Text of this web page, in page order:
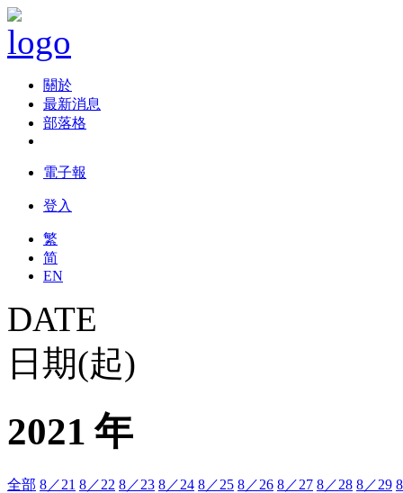
關於
最新消息
部落格
電子報
登入
繁
简
EN
DATE
日期(起)
2021 年
全部 8／21 8／22 8／23 8／24 8／25 8／26 8／27 8／28 8／29